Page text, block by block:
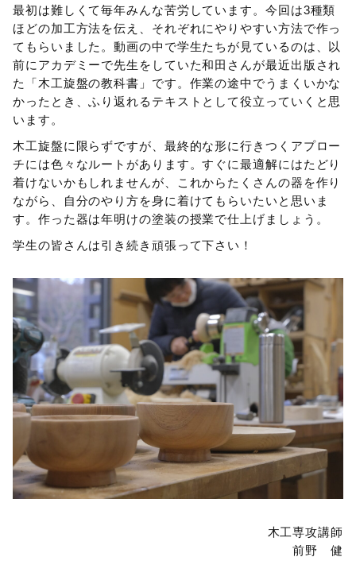
最初は難しくて毎年みんな苦労しています。今回は3種類
ほどの加工方法を伝え、それぞれにやりやすい方法で作っ
てもらいました。動画の中で学生たちが見ているのは、以
前にアカデミーで先生をしていた和田さんが最近出版され
た「木工旋盤の教科書」です。作業の途中でうまくいかな
かったとき、ふり返れるテキストとして役立っていくと思
います。
木工旋盤に限らずですが、最終的な形に行きつくアプロー
チには色々なルートがあります。すぐに最適解にはたどり
着けないかもしれませんが、これからたくさんの器を作り
ながら、自分のやり方を身に着けてもらいたいと思いま
す。作った器は年明けの塗装の授業で仕上げましょう。
学生の皆さんは引き続き頑張って下さい！
木工専攻講師
前野 健